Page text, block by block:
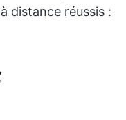
distance réussis :